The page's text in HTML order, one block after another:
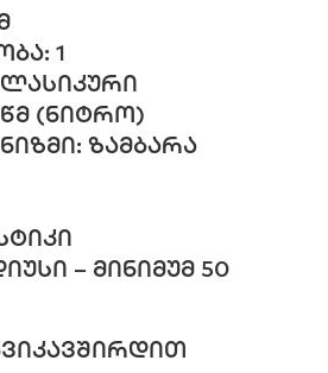
1
(ნიტრო)
ზამბარა
– მინიმუმ 50